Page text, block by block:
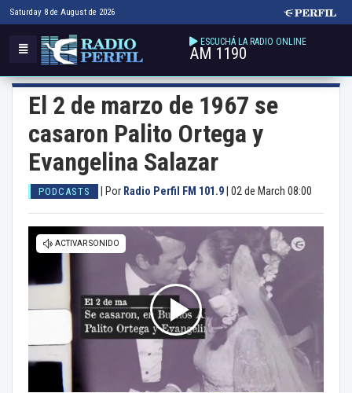
Saturday 8 de August de 2026
ESCUCHÁ LA RADIO ONLINE
AM 1190
El 2 de marzo de 1967 se
casaron Palito Ortega y
Evangelina Salazar
PODCASTS Por Radio Perfil FM 101.9 02 de March 08:00